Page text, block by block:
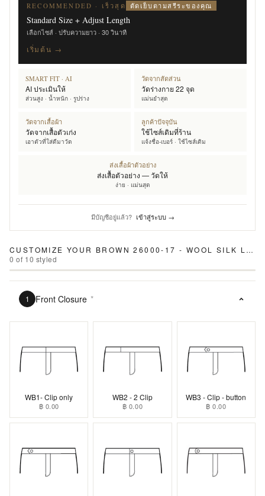
RECOMMENDED · เร็วสุด ตัดเย็บตามสรีระของคุณ
Standard Size + Adjust Length
เลือกไซส์ · ปรับความยาว · 30 วินาที
เริ่มต้น →
SMART FIT · AI
AI ประเมินให้
ส่วนสูง · น้ำหนัก · รูปร่าง
วัดจากสัดส่วน
วัดร่างกาย 22 จุด
แม่นยำสุด
วัดจากเสื้อผ้า
วัดจากเสื้อตัวเก่ง
เอาตัวที่ใส่ดีมาวัด
ลูกค้าปัจจุบัน
ใช้ไซส์เดิมที่ร้าน
แจ้งชื่อ-เบอร์ · ใช้ไซส์เดิม
ส่งเสื้อผ้าตัวอย่าง
ส่งเสื้อตัวอย่าง — วัดให้
ง่าย · แม่นสุด
มีบัญชีอยู่แล้ว? เข้าสู่ระบบ →
CUSTOMIZE YOUR BROWN 26000-17 - WOOL SILK LINEN PANTS
0 of 10 styled
1 Front Closure *
WB1- Clip only
฿ 0.00
WB2 - 2 Clip
฿ 0.00
WB3 - Clip - button
฿ 0.00